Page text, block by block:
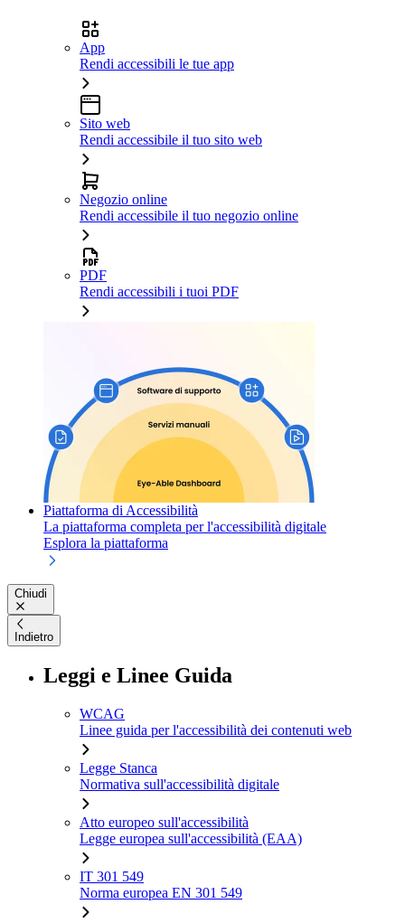
App
Rendi accessibili le tue app
Sito web
Rendi accessibile il tuo sito web
Negozio online
Rendi accessibile il tuo negozio online
PDF
Rendi accessibili i tuoi PDF
Piattaforma di Accessibilità
La piattaforma completa per l'accessibilità digitale
Esplora la piattaforma
Chiudi
Indietro
Leggi e Linee Guida
WCAG
Linee guida per l'accessibilità dei contenuti web
Legge Stanca
Normativa sull'accessibilità digitale
Atto europeo sull'accessibilità
Legge europea sull'accessibilità (EAA)
IT 301 549
Norma europea EN 301 549